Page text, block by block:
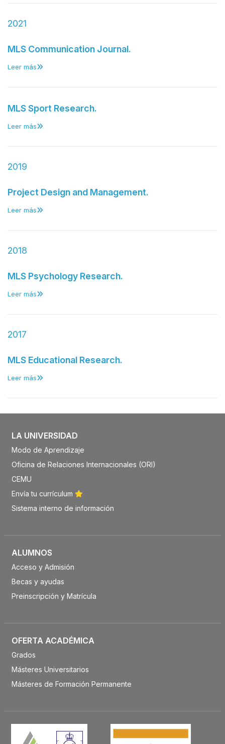
2021
MLS Communication Journal.
Leer más
MLS Sport Research.
Leer más
2019
Project Design and Management.
Leer más
2018
MLS Psychology Research.
Leer más
2017
MLS Educational Research.
Leer más
LA UNIVERSIDAD
Modo de Aprendizaje
Oficina de Relaciones Internacionales (ORI)
CEMU
Envía tu currículum
Sistema interno de información
ALUMNOS
Acceso y Admisión
Becas y ayudas
Preinscripción y Matrícula
OFERTA ACADÉMICA
Grados
Másteres Universitarios
Másteres de Formación Permanente